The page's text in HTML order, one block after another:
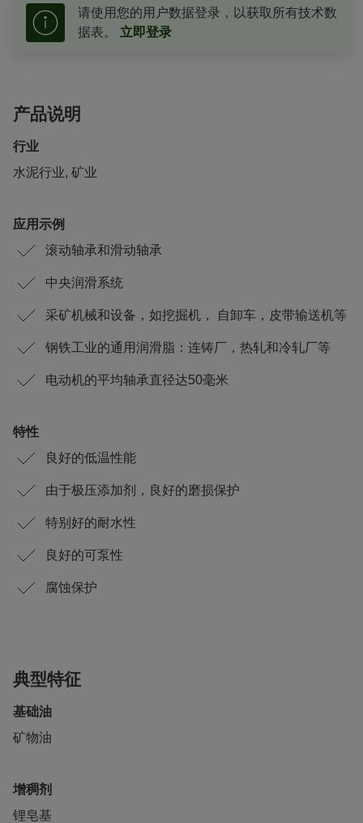
请使用您的用户数据登录，以获取所有技术数
据表。 立即登录
产品说明
行业
水泥行业, 矿业
应用示例
滚动轴承和滑动轴承
中央润滑系统
采矿机械和设备，如挖掘机， 自卸车，皮带输送机等
钢铁工业的通用润滑脂：连铸厂，热轧和冷轧厂等
电动机的平均轴承直径达50毫米
特性
良好的低温性能
由于极压添加剂，良好的磨损保护
特别好的耐水性
良好的可泵性
腐蚀保护
典型特征
基础油
矿物油
增稠剂
锂皂基